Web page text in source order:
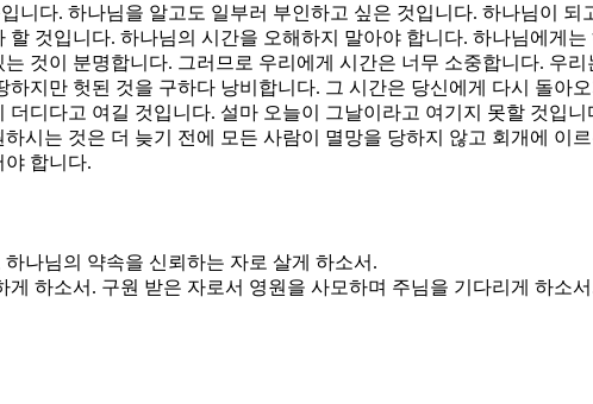
니다. 하나님을 알고도 일부러 부인하고 싶은 것입니다. 하나님이
것입니다. 하나님의 시간을 오해하지 말아야 합니다. 하나님에게
것이 분명합니다. 그러므로 우리에게 시간은 너무 소중합니다. 우
지만 헛된 것을 구하다 낭비합니다. 그 시간은 당신에게 다시 돌아
디다고 여길 것입니다. 설마 오늘이 그날이라고 여기지 못할 것입
시는 것은 더 늦기 전에 모든 사람이 멸망을 당하지 않고 회개에 이
합니다.
나님의 약속을 신뢰하는 자로 살게 하소서.
하소서. 구원 받은 자로서 영원을 사모하며 주님을 기다리게 하소